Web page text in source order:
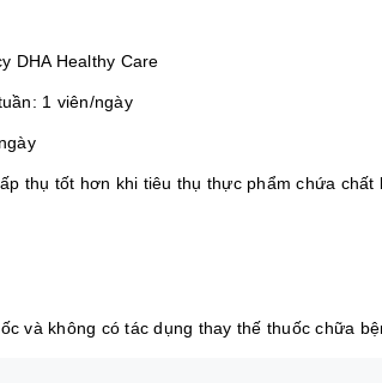
DHA Healthy Care
1 viên/ngày
thụ tốt hơn khi tiêu thụ thực phẩm chứa chất
và không có tác dụng thay thế thuốc chữa